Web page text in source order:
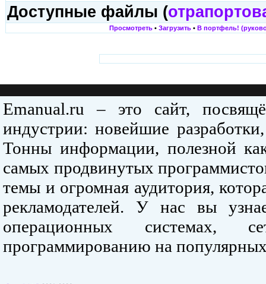
Доступные файлы (
Просмотреть • Загрузить • В портфель!
Emanual.ru – это сайт,
индустрии: новейшие
Тонны информации, полезной
самых продвинутых
темы и огромная аудитория,
рекламодателей. У нас вы
операционных системах,
программированию на